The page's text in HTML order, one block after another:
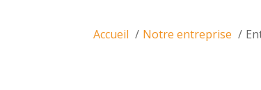
Accueil Notre entreprise